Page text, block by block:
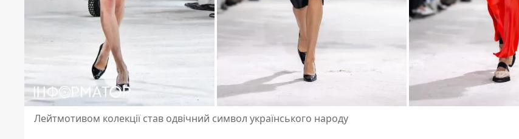
Лейтмотивом колекції став одвічний символ українського народу